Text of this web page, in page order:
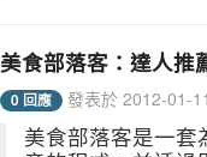
美食部落客：達人推
0 回應 發表於 2012-01-
美食部落客是一套